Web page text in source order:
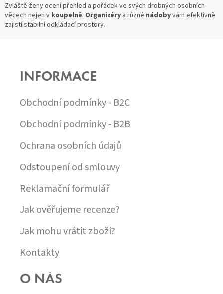
L
Á
Y
P
S
Zvláště ženy ocení přehled a pořádek ve svých drobných osobních
věcech nejen v koupelně. Organizéry a různé nádobyvám efektivně
zajistí stabilní odkládací prostory.
INFORMACE
Obchodní podmínky - B2C
Obchodní podmínky - B2B
Ochrana osobních údajů
Odstoupení od smlouvy
Reklamační formulář
Jak ověřujeme recenze?
Jak mohu vrátit zboží?
Kontakty
O NÁS